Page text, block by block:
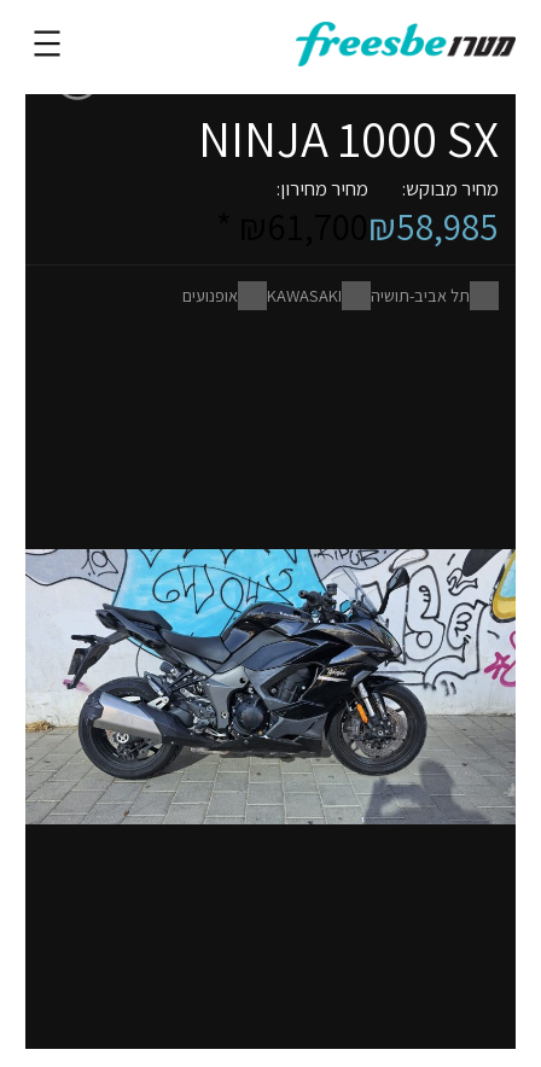
NINJA 1000 SX
מחיר מבוקש:
₪58,985
מחיר מחירון:
תל אביב-תושיה KAWASAKI אופנועים